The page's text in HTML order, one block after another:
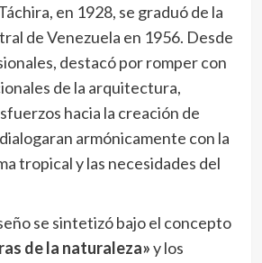
en 1928, se graduó de la
de Venezuela en 1956. Desde
destacó por romper con
de la arquitectura,
hacia la creación de
armónicamente con la
tropical y las necesidades del
se sintetizó bajo el concepto
de la naturaleza»y los